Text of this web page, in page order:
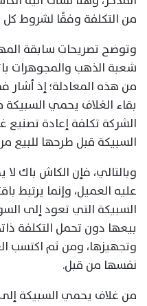
من التكلفة وفقًا لشروط
وتوضح تصريحات سابقة
شعبة الذهب والمجوهرات
من هذه المعادلة؛ إذ
بقاء الغلاف يحمي السبيكة
الشركة تكلفة إعادة تصنيع
السبيكة قبل طرحها للبيع
وبالتالي، فإن الكاش باك
عليه العميل، وإنما يرتبط
السبيكة التي تعود إلى
بيعها دون تحمل التكلفة
وتجهيزها، ومن ثم اكتسب
نفسها من قبل.
من غلاف يحمي السبيكة